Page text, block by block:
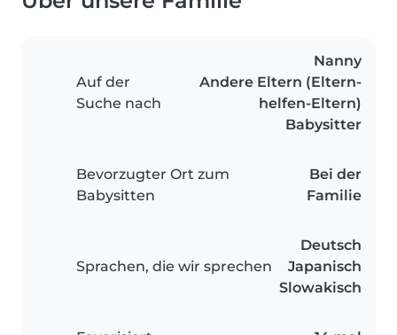
Auf der
Suche nach
Nanny
Andere Eltern (Eltern-
helfen-Eltern)
Babysitter
Bevorzugter Ort zum
Babysitten
Bei der
Familie
Sprachen, die wir sprechen
Deutsch
Japanisch
Slowakisch